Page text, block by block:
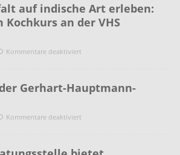
auf indische Art erleben:
Kochkurs an der VHS
Kommentare deaktiviert
Gerhart-Hauptmann-
Kommentare deaktiviert